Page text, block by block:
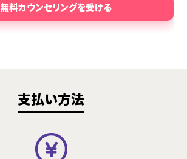
無料カウンセリングを受ける
支払い方法